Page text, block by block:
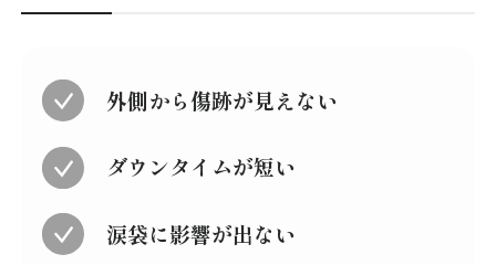
外側から傷跡が見えない
ダウンタイムが短い
涙袋に影響が出ない